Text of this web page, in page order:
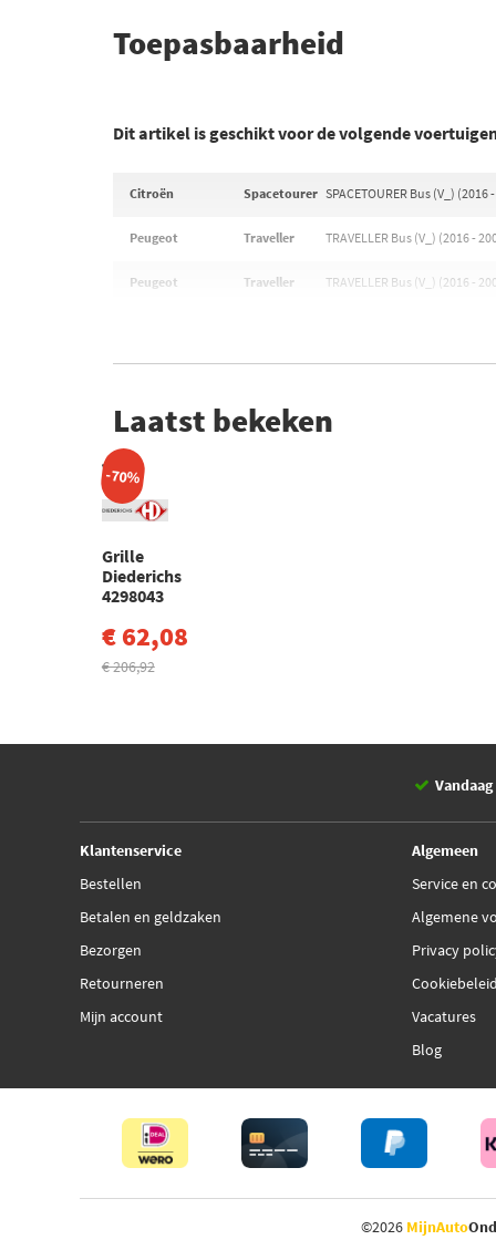
Toepasbaarheid
Dit artikel is geschikt voor de volgende
Citroën Spacetourer SPACETOURER Bus (V_) (2016
Peugeot Traveller TRAVELLER Bus (V_) (2016 -
Peugeot Traveller TRAVELLER Bus (V_) (2016 -
Laatst bekeken
-70%
Grille
Diederichs
4298043
€ 62,08
€ 206,92
Klantenservice
Bestellen
Betalen en geldzaken
Bezorgen
Retourneren
Mijn account
Algemeen
Service en
Algemene
Privacy
Vacatures
Blog
©2026 MijnAuto